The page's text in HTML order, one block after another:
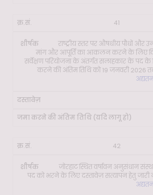
41
राष्ट्रीय स्तर पर औषधीय पौधों
मांग और आपूर्ति का आकलन करने के लिए
सर्वेक्षण परियोजना के अंतर्गत सलाहकार के पद
करने की अंतिम तिथि को 19 जनवरी 2026
42
जोरहाट स्थित वर्षावन अनुसंधान
पद को भरने के लिए दस्तावेज़ सत्यापन हेतु जारी